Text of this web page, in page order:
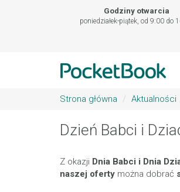
Godziny otwarcia
poniedziałek-piątek, od 9:00 do
Strona główna Aktualności
Dzień Babci i
Z okazji Dnia Babci i Dnia
naszej oferty można dobrać